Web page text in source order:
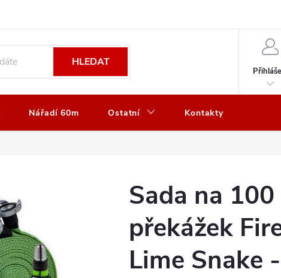
HLEDAT
Nářadí 60m Ostatní Kontakty
Sada na 100
překážek
Lime Snake